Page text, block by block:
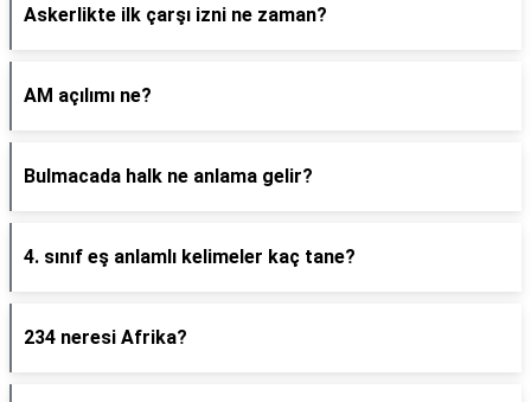
Askerlikte ilk çarşı izni ne zaman?
AM açılımı ne?
Bulmacada halk ne anlama gelir?
4. sınıf eş anlamlı kelimeler kaç tane?
234 neresi Afrika?